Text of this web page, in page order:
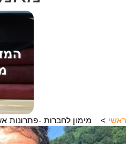
ראשי מימון לחברות -פתרונות